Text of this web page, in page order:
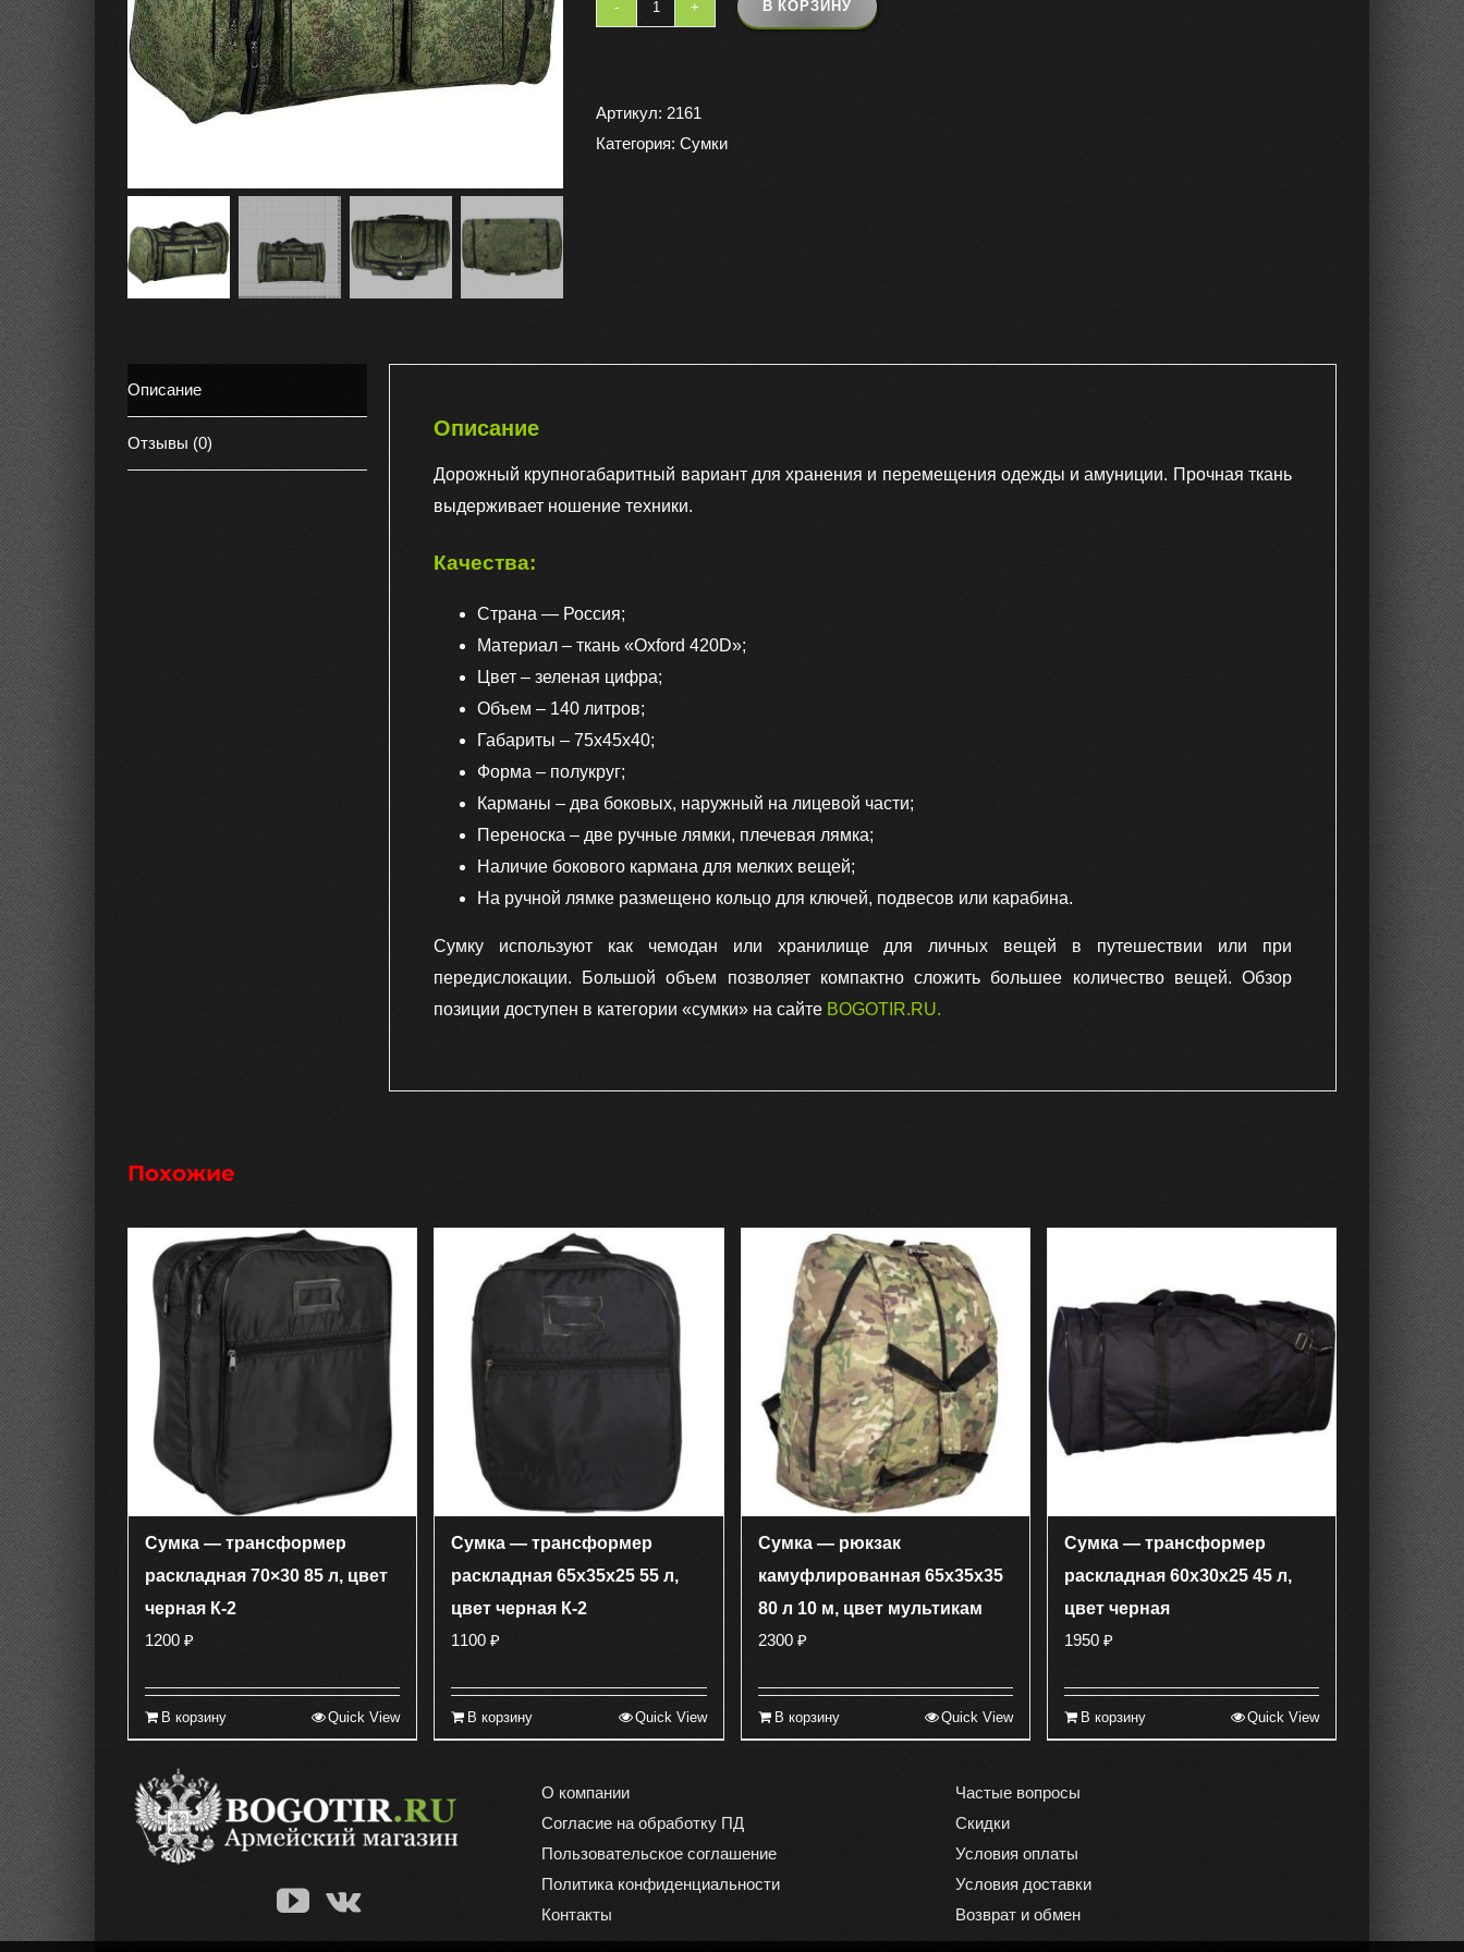
Количество
раздвижная
камуфлированная
цифра
зеленая
В КОРЗИНУ
Артикул: 2161
Категория: Сумки
Описание
Отзывы (0)
Описание
Дорожный крупногабаритный вариант для хранения и перемещения одежды и амуниции. Прочная ткань
выдерживает ношение техники.
Качества:
Страна — Россия;
Материал – ткань «Oxford 420D»;
Цвет – зеленая цифра;
Объем – 140 литров;
Габариты – 75х45х40;
Форма – полукруг;
Карманы – два боковых, наружный на лицевой части;
Переноска – две ручные лямки, плечевая лямка;
Наличие бокового кармана для мелких вещей;
На ручной лямке размещено кольцо для ключей, подвесов или карабина.
Сумку используют как чемодан или хранилище для личных вещей в путешествии или при
передислокации. Большой объем позволяет компактно сложить большее количество вещей. Обзор
позиции доступен в категории «сумки» на сайте BOGOTIR.RU.
Похожие
Сумка — трансформер
раскладная 70×30 85 л, цвет
черная К-2
1200 ₽
В корзину Quick View
Сумка — трансформер
раскладная 65х35х25 55 л,
цвет черная К-2
1100₽
В корзину Quick View
Сумка — рюкзак
камуфлированная 65х35х35
80 л 10 м, цвет мультикам
2300 ₽
В корзину Quick View
Сумка — трансформер
раскладная 60х30х25 45 л,
цвет черная
1950 ₽
В корзину Quick View
О компании
Согласие на обработку ПД
Пользовательское соглашение
Политика конфиденциальности
Контакты
Частые вопросы
Скидки
Условия оплаты
Условия доставки
Возврат и обмен